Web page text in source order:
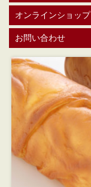
オンラインショップ
お問い合わせ